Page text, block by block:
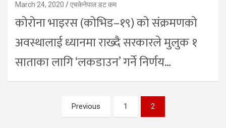
March 24, 2020 एचकेनेपाल डट कम
कोरोना भाइरस (कोभिड–१९) को संक्रमणको
अवस्थालाई ध्यानमा राख्दै सरकारले मुलुक १
साताका लागि ‘लकडाउन’ गर्ने निर्णय…
pagination
Previous 1 2